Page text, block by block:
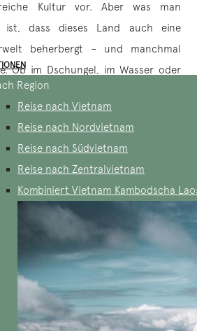
Region
Reise nach Vietnam
Reise nach Nordvietnam
Reise nach Südvietnam
Reise nach Zentralvietnam
Kombiniert Vietnam Kambodscha
Kultur vor. Aber was man
ist, dass dieses Land auch eine
beherbergt – und manchmal
Ob im Dschungel, im Wasser oder
Häusern – manche Tiere können ein
umfassen sowohl giftige als
Arten, die
verursachen können. Sich im
und die richtigen
Begegnung mit diesen
zu informieren, ist für eine
Reise durch dieses